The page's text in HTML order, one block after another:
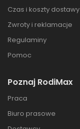
Czas i koszty dostawy
Zwroty i reklamacje
Regulaminy
Pomoc
Poznaj RodiMax
Praca
Biuro prasowe